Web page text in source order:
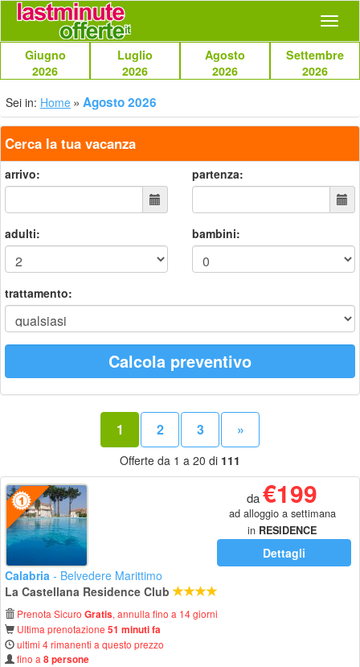
Giugno
2026
Luglio
2026
Agosto
2026
Settembre
2026
Sei in: Home Agosto 2026
Cerca la tua vacanza
arrivo: partenza:
adulti: bambini:
trattamento:
Calcola preventivo
1 2 3 »
Offerte da 1 a 20 di 111
da€199
ad alloggio a settimana
in RESIDENCE
Dettagli
Calabria - Belvedere Marittimo
La Castellana Residence Club
Prenota Sicuro Gratis, annulla fino a 14 giorni
Ultima prenotazione 51 minuti fa
ultimi 4 rimanenti a questo prezzo
fino a 8 persone